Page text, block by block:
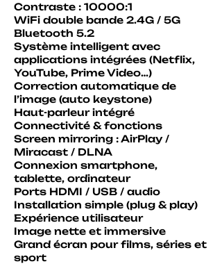
Contraste : 10000:1
WiFi double bande 2.4G / 5G
Bluetooth 5.2
Système intelligent avec
applications intégrées (Netflix,
YouTube, Prime Video…)
Correction automatique de
l’image (auto keystone)
Haut-parleur intégré
Connectivité & fonctions
Screen mirroring : AirPlay /
Miracast / DLNA
Connexion smartphone,
tablette, ordinateur
Ports HDMI / USB / audio
Installation simple (plug & play)
Expérience utilisateur
Image nette et immersive
Grand écran pour films, séries et
sport